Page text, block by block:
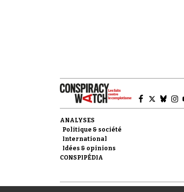
ANALYSES
Politique & société
International
Idées & opinions
CONSPIPÉDIA